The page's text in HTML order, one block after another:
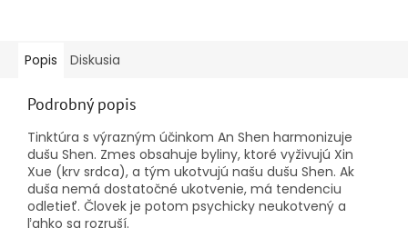
Popis Diskusia
Podrobný popis
Tinktúra s výrazným účinkom An Shen harmonizuje
dušu Shen. Zmes obsahuje byliny, ktoré vyživujú Xin
Xue (krv srdca), a tým ukotvujú našu dušu Shen. Ak
duša nemá dostatočné ukotvenie, má tendenciu
odletieť. Človek je potom psychicky neukotvený a
ľahko sa rozruší.